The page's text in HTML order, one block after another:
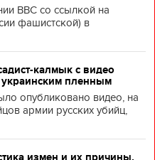
BBC со ссылкой на
фашистской) в
калмык с видео
украинским пленным
опубликовано видео, на
армии русских убийц,
измен и их причины.